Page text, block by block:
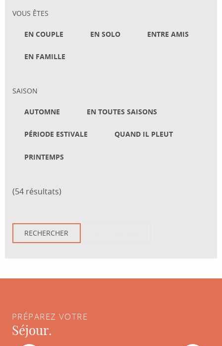
VOUS ÊTES
EN COUPLE EN SOLO ENTRE AMIS
EN FAMILLE
SAISON
AUTOMNE EN TOUTES SAISONS
PÉRIODE ESTIVALE QUAND IL PLEUT
PRINTEMPS
(54 résultats)
PRÉPAREZ VOTRE
Séjour.